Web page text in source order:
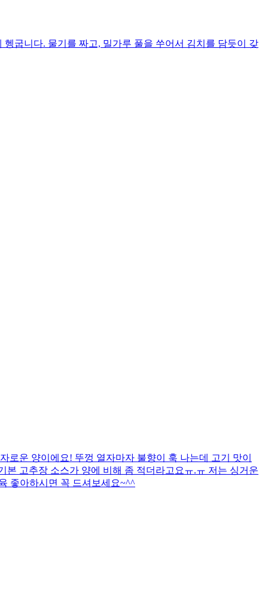
굽니다. 물기를 짜고, 밀가루 풀을 쑤어서 김치를 담듯이 갖
운 양이에요! 뚜껑 열자마자 불향이 훅 나는데 고기 맛이
고추장 소스가 양에 비해 좀 적더라고요ㅠ.ㅠ 저는 싱거운
좋아하시면 꼭 드셔보세요~^^